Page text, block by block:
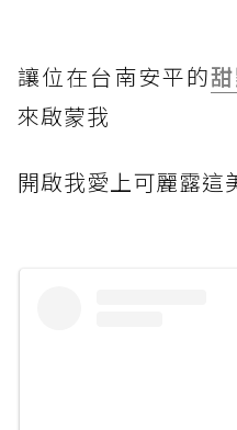
讓位在台南安平的
來啟蒙我
開啟我愛上可麗露這